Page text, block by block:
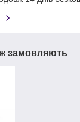
замовляють